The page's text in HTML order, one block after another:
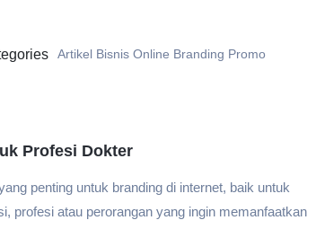
Artikel Bisnis Online Branding Promo
Profesi Dokter
penting untuk branding di internet, baik untuk
profesi atau perorangan yang ingin memanfaatkan